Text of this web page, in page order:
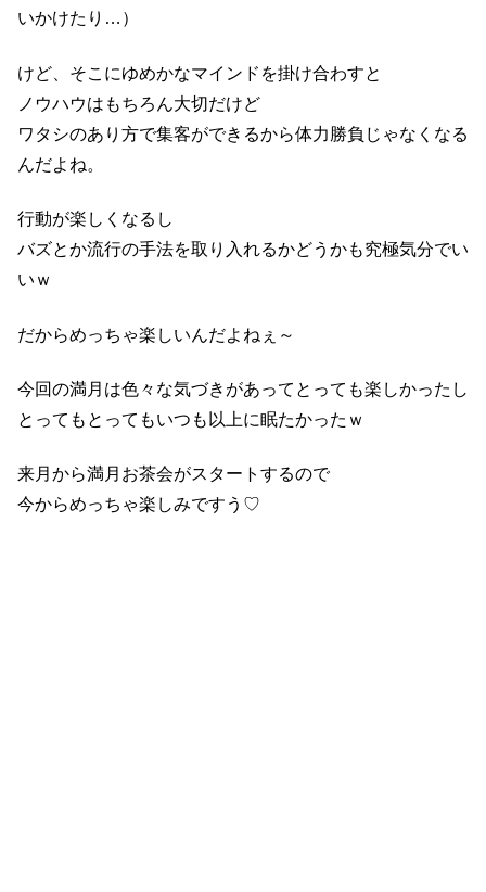
いかけたり…）
けど、そこにゆめかなマインドを掛け合わすと
ノウハウはもちろん大切だけど
ワタシのあり方で集客ができるから体力勝負じゃなくなる
んだよね。
行動が楽しくなるし
バズとか流行の手法を取り入れるかどうかも究極気分でい
いｗ
だからめっちゃ楽しいんだよねぇ～
今回の満月は色々な気づきがあってとっても楽しかったし
とってもとってもいつも以上に眠たかったｗ
来月から満月お茶会がスタートするので
今からめっちゃ楽しみですう♡